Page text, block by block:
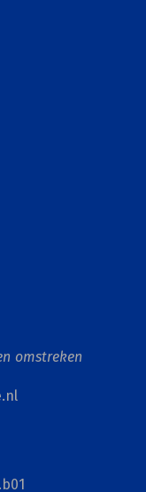
omstreken